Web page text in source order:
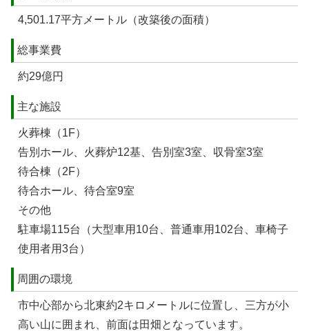
4,501.17平方メートル（改築後の面積）
総事業費
約29億円
主な施設
火葬棟（1F）
告別ホール、火葬炉12基、告別室3室、収骨室3室
待合棟（2F）
待合ホール、待合室9室
その他
駐車場115台（大型車用10台、普通車用102台、車椅子
使用者用3台）
周囲の環境
市中心部から北東約2キロメートルに位置し、三方が小
高い山に囲まれ、前面は田畑となっています。